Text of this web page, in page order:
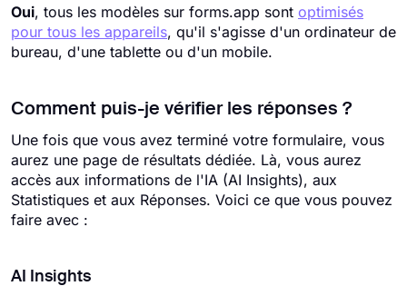
Oui, tous les modèles sur forms.app sont optimisés
pour tous les appareils, qu'il s'agisse d'un ordinateur de
bureau, d'une tablette ou d'un mobile.
Comment puis-je vérifier les réponses ?
Une fois que vous avez terminé votre formulaire, vous
aurez une page de résultats dédiée. Là, vous aurez
accès aux informations de l'IA (AI Insights), aux
Statistiques et aux Réponses. Voici ce que vous pouvez
faire avec :
AI Insights